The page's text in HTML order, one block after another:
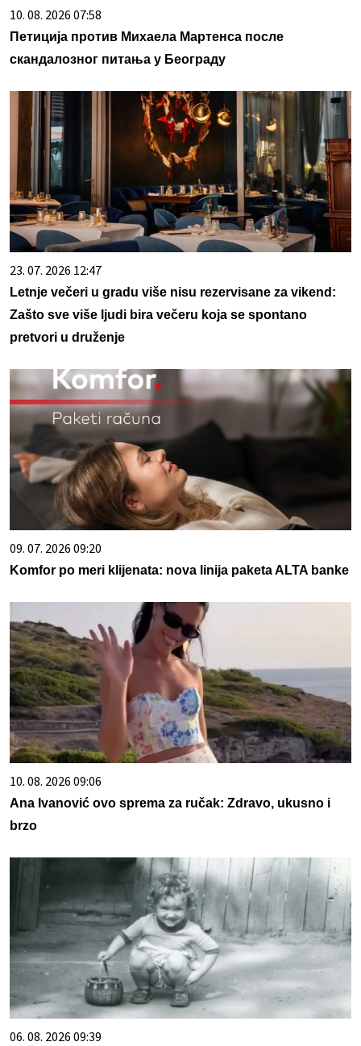
10. 08. 2026 07:58
Петиција против Михаела Мартенса после
скандалозног питања у Београду
23. 07. 2026 12:47
Letnje večeri u gradu više nisu rezervisane za vikend:
Zašto sve više ljudi bira večeru koja se spontano
pretvori u druženje
09. 07. 2026 09:20
Komfor po meri klijenata: nova linija paketa ALTA banke
10. 08. 2026 09:06
Ana Ivanović ovo sprema za ručak: Zdravo, ukusno i
brzo
06. 08. 2026 09:39